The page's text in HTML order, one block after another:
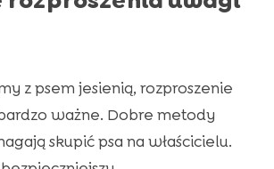
z psem jesienią, rozproszenie
ważne. Dobre metody
skupić psa na właścicielu.